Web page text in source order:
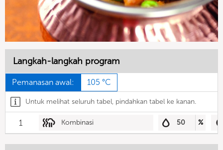
Langkah-langkah program
Pemanasan awal: 105 °C
Untuk melihat seluruh tabel, pindahkan tabel ke kanan.
1 Kombinasi 50 %